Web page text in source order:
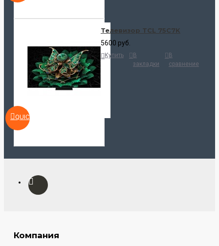
QUICKVIEW
Телевизор TCL 75C7K
5600 руб.
Купить
В
закладки
В
сравнение
Компания